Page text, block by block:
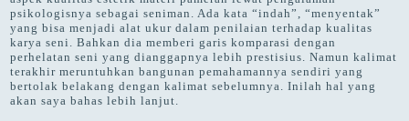
psikologisnya sebagai seniman. Ada kata “indah”, “menyentak”
yang bisa menjadi alat ukur dalam penilaian terhadap kualitas
karya seni. Bahkan dia memberi garis komparasi dengan
perhelatan seni yang dianggapnya lebih prestisius. Namun kalimat
terakhir meruntuhkan bangunan pemahamannya sendiri yang
bertolak belakang dengan kalimat sebelumnya. Inilah hal yang
akan saya bahas lebih lanjut.